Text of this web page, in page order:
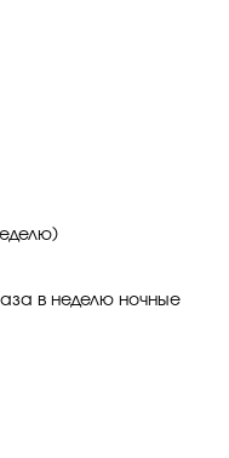
в неделю ночные